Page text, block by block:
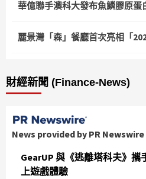
華億聯手澳科大發布魚鱗膠原蛋
麗景灣「森」餐廳首次亮相「
財經新聞 (Finance-News)
News provided by PR Newswire
GearUP 與《逃離塔科夫》攜
上遊戲體驗